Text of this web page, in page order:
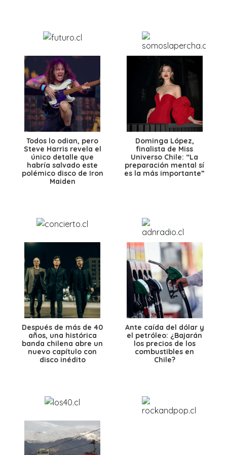
Todos lo odian, pero
Steve Harris revela el
único detalle que
habría salvado este
polémico disco de Iron
Maiden
Dominga López,
finalista de Miss
Universo Chile: “La
preparación mental sí
es la más importante”
Después de más de 40
años, una histórica
banda chilena abre un
nuevo capítulo con
disco inédito
Ante caída del dólar y
el petróleo: ¿Bajarán
los precios de los
combustibles en
Chile?